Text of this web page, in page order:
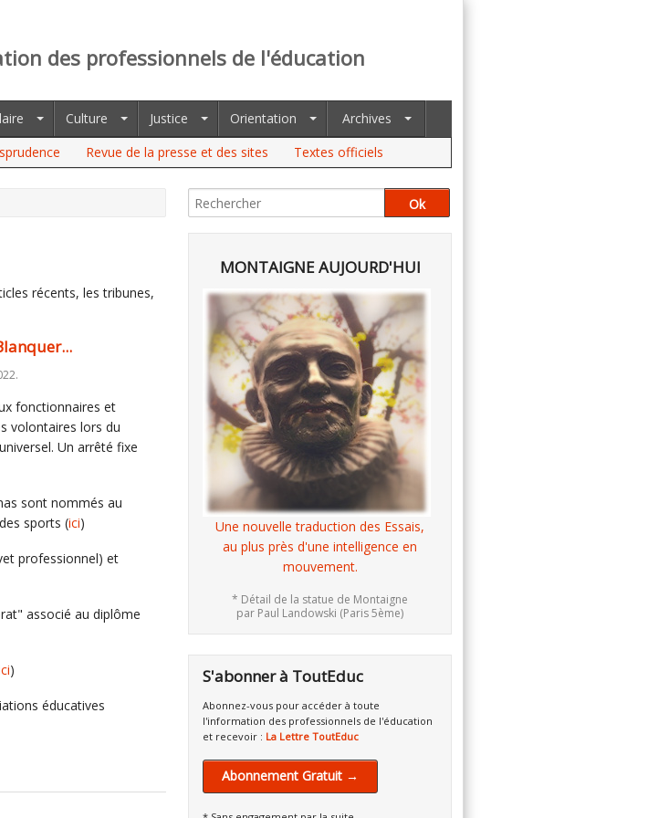
des professionnels de l'éducation
Culture Justice Orientation
Archives
Revue de la presse et des sites Textes officiels
récents, les tribunes,
fonctionnaires et
volontaires lors du
Un arrêté fixe
sont nommés au
sports (ici)
professionnel) et
associé au diplôme
)
éducatives
MONTAIGNE AUJOURD'HUI
Une nouvelle traduction des Essais,
au plus près d'une intelligence en
mouvement.
* Détail de la statue de Montaigne
par Paul Landowski (Paris 5ème)
S'abonner à ToutEduc
Abonnez-vous pour accéder à toute
l'information des professionnels de l'éducation
et recevoir : La Lettre ToutEduc
Abonnement Gratuit →